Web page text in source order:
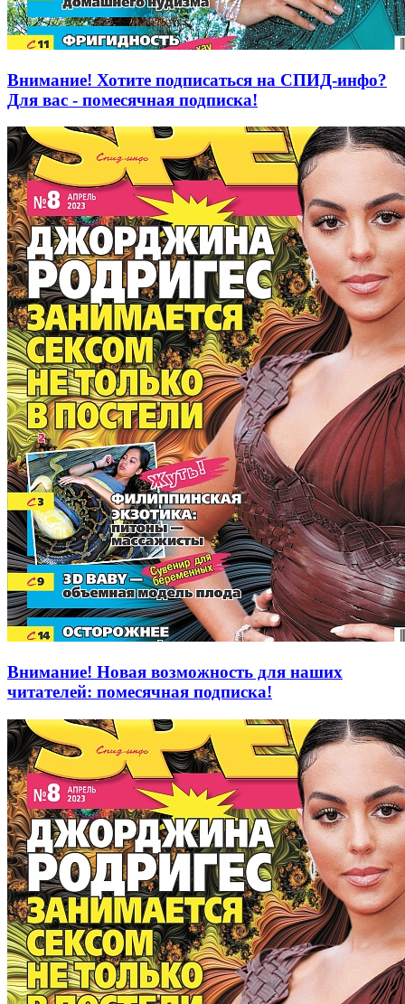
Внимание! Хотите подписаться на СПИД-инфо?
Для вас - помесячная подписка!
Внимание! Новая возможность для наших
читателей: помесячная подписка!